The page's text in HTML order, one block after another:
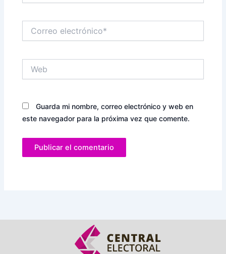
electrónico*
Guarda mi nombre, correo electrónico y web en
este navegador para la próxima vez que comente.